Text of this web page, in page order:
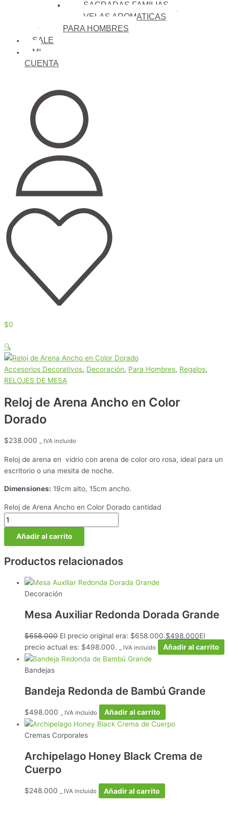
SAGRADAS FAMILIAS
VELAS AROMATICAS
PARA HOMBRES
SALE
MI
CUENTA
$0
🔍
Accesorios Decorativos, Decoración, Para Hombres, Regalos,
RELOJES DE MESA
Reloj de Arena Ancho en Color
Dorado
$238.000 _ IVA incluido
Reloj de arena en vidrio con arena de color oro rosa, ideal para un
escritorio o una mesita de noche.
Dimensiones: 19cm alto, 15cm ancho.
Reloj de Arena Ancho en Color Dorado cantidad
Añadir al carrito
Productos relacionados
Decoración
Mesa Auxiliar Redonda Dorada Grande
$658.000 El precio original era: $658.000.$498.000El
precio actual es: $498.000.
_ IVA incluido Añadir al carrito
Bandejas
Bandeja Redonda de Bambú Grande
$498.000 _ IVA incluido Añadir al carrito
Cremas Corporales
Archipelago Honey Black Crema de
Cuerpo
$248.000 _ IVA incluido Añadir al carrito